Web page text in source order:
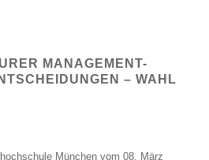
MANAGEMENT-
– WAHL
München vom 08. März